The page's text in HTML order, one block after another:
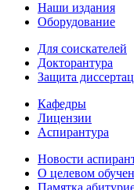
Наши издания
Оборудование
Для соискателей
Докторантура
Защита
Кафедры
Лицензии
Аспирантура
Новости
О целевом
Памятка